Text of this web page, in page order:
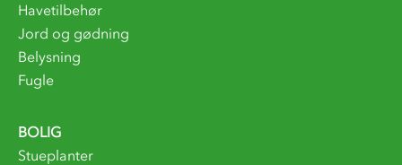
Havetilbehør
Jord og gødning
Belysning
Fugle
BOLIG
Stueplanter